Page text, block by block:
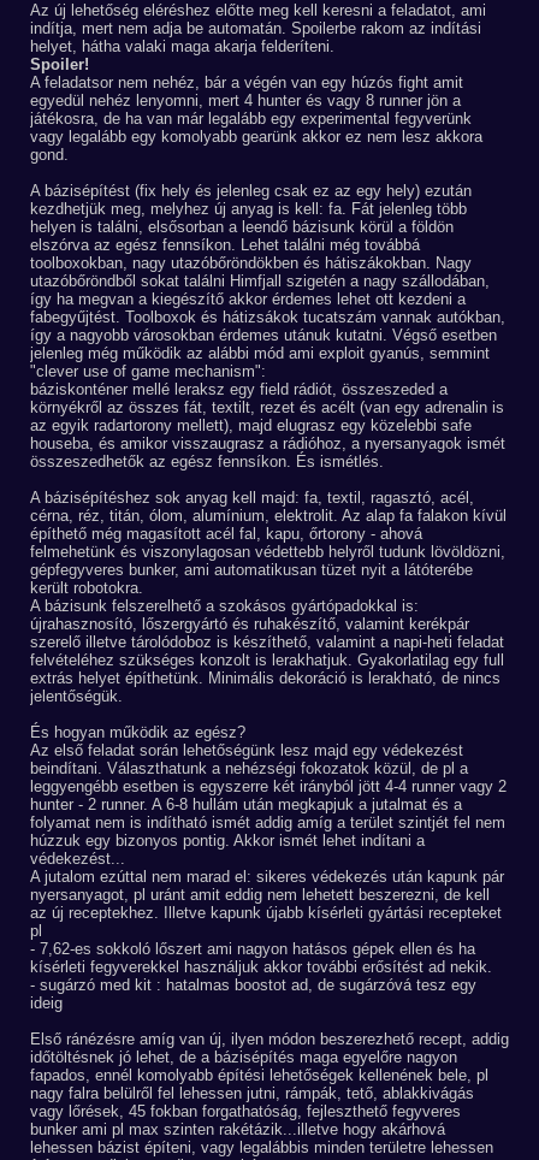
Az új lehetőség eléréshez előtte meg kell keresni a feladatot, ami
indítja, mert nem adja be automatán. Spoilerbe rakom az indítási
helyet, hátha valaki maga akarja felderíteni.
Spoiler!
A feladatsor nem nehéz, bár a végén van egy húzós fight amit
egyedül nehéz lenyomni, mert 4 hunter és vagy 8 runner jön a
játékosra, de ha van már legalább egy experimental fegyverünk
vagy legalább egy komolyabb gearünk akkor ez nem lesz akkora
gond.
A bázisépítést (fix hely és jelenleg csak ez az egy hely) ezután
kezdhetjük meg, melyhez új anyag is kell: fa. Fát jelenleg több
helyen is találni, elsősorban a leendő bázisunk körül a földön
elszórva az egész fennsíkon. Lehet találni még továbbá
toolboxokban, nagy utazóbőröndökben és hátiszákokban. Nagy
utazóbőröndből sokat találni Himfjall szigetén a nagy szállodában,
így ha megvan a kiegészítő akkor érdemes lehet ott kezdeni a
fabegyűjtést. Toolboxok és hátizsákok tucatszám vannak autókban,
így a nagyobb városokban érdemes utánuk kutatni. Végső esetben
jelenleg még működik az alábbi mód ami exploit gyanús, semmint
"clever use of game mechanism":
báziskonténer mellé leraksz egy field rádiót, összeszeded a
környékről az összes fát, textilt, rezet és acélt (van egy adrenalin is
az egyik radartorony mellett), majd elugrasz egy közelebbi safe
houseba, és amikor visszaugrasz a rádióhoz, a nyersanyagok ismét
összeszedhetők az egész fennsíkon. És ismétlés.
A bázisépítéshez sok anyag kell majd: fa, textil, ragasztó, acél,
cérna, réz, titán, ólom, alumínium, elektrolit. Az alap fa falakon kívül
építhető még magasított acél fal, kapu, őrtorony - ahová
felmehetünk és viszonylagosan védettebb helyről tudunk lövöldözni,
gépfegyveres bunker, ami automatikusan tüzet nyit a látóterébe
került robotokra.
A bázisunk felszerelhető a szokásos gyártópadokkal is:
újrahasznosító, lőszergyártó és ruhakészítő, valamint kerékpár
szerelő illetve tárolódoboz is készíthető, valamint a napi-heti feladat
felvételéhez szükséges konzolt is lerakhatjuk. Gyakorlatilag egy full
extrás helyet építhetünk. Minimális dekoráció is lerakható, de nincs
jelentőségük.
És hogyan működik az egész?
Az első feladat során lehetőségünk lesz majd egy védekezést
beindítani. Választhatunk a nehézségi fokozatok közül, de pl a
leggyengébb esetben is egyszerre két irányból jött 4-4 runner vagy 2
hunter - 2 runner. A 6-8 hullám után megkapjuk a jutalmat és a
folyamat nem is indítható ismét addig amíg a terület szintjét fel nem
húzzuk egy bizonyos pontig. Akkor ismét lehet indítani a
védekezést...
A jutalom ezúttal nem marad el: sikeres védekezés után kapunk pár
nyersanyagot, pl uránt amit eddig nem lehetett beszerezni, de kell
az új receptekhez. Illetve kapunk újabb kísérleti gyártási recepteket
pl
- 7,62-es sokkoló lőszert ami nagyon hatásos gépek ellen és ha
kísérleti fegyverekkel használjuk akkor további erősítést ad nekik.
- sugárzó med kit : hatalmas boostot ad, de sugárzóvá tesz egy
ideig
Első ránézésre amíg van új, ilyen módon beszerezhető recept, addig
időtöltésnek jó lehet, de a bázisépítés maga egyelőre nagyon
fapados, ennél komolyabb építési lehetőségek kellenének bele, pl
nagy falra belülről fel lehessen jutni, rámpák, tető, ablakkivágás
vagy lőrések, 45 fokban forgathatóság, fejleszthető fegyveres
bunker ami pl max szinten rakétázik...illetve hogy akárhová
lehessen bázist építeni, vagy legalábbis minden területre lehessen